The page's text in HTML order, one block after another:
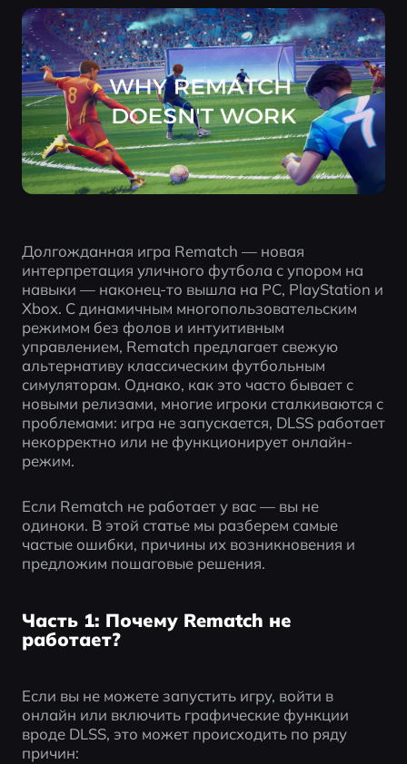
Долгожданная игра Rematch — новая
интерпретация уличного футбола с упором на
навыки — наконец-то вышла на PC, PlayStation и
Xbox. С динамичным многопользовательским
режимом без фолов и интуитивным
управлением, Rematch предлагает свежую
альтернативу классическим футбольным
симуляторам. Однако, как это часто бывает с
новыми релизами, многие игроки сталкиваются с
проблемами: игра не запускается, DLSS работает
некорректно или не функционирует онлайн-
режим.
Если Rematch не работает у вас — вы не
одиноки. В этой статье мы разберем самые
частые ошибки, причины их возникновения и
предложим пошаговые решения.
Часть 1: Почему Rematch не
работает?
Если вы не можете запустить игру, войти в
онлайн или включить графические функции
вроде DLSS, это может происходить по ряду
причин: